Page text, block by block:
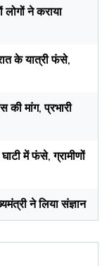
ने कराया
के यात्री फंसे,
की मांग, प्रभारी
में फंसे, ग्रामीणों
ने लिया संज्ञान